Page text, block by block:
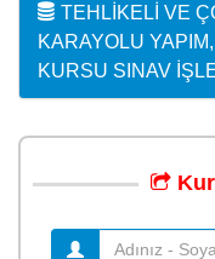
TEHLIKELI VE
KARAYOLU
KURSU SINAV